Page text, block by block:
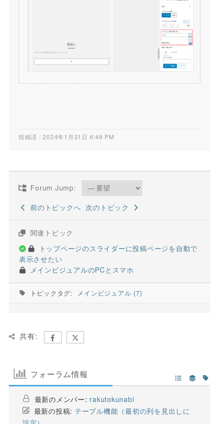
投稿済 : 2024年1月31日 6:46 PM
Forum Jump:
前のトピックへ 次のトピック
関連トピック
トップページのスライダーに投稿ページを自動で
表示させたい
メインビジュアルのPCとスマホ
トピックタグ: メインビジュアル (7)
共有:
フォーラム情報
最新のメンバー: rakutokunabi
最新の投稿: テーブル機能（最初の列を見出しに